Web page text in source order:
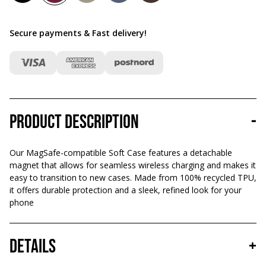
Secure payments & Fast delivery!
Product description -
Our MagSafe-compatible Soft Case features a detachable
magnet that allows for seamless wireless charging and makes it
easy to transition to new cases. Made from 100% recycled TPU,
it offers durable protection and a sleek, refined look for your
phone
Details +